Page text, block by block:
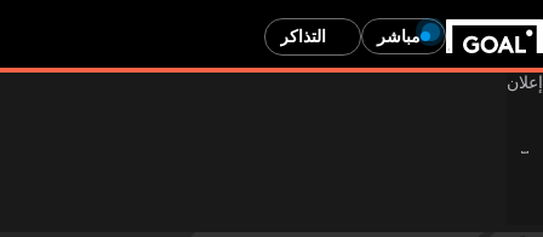
مباشر التذاكر